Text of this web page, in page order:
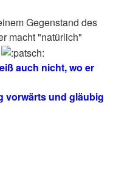
Gegenstand des
macht "natürlich"
auch nicht, wo er
vorwärts und gläubig